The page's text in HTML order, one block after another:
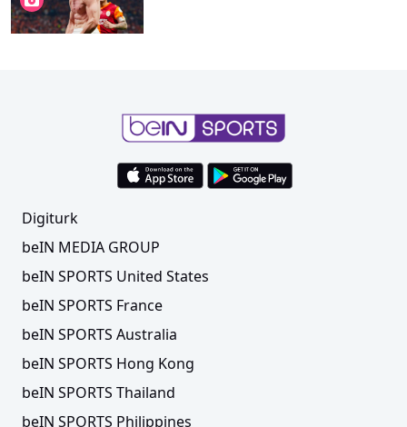
Digiturk
beIN MEDIA GROUP
beIN SPORTS United States
beIN SPORTS France
beIN SPORTS Australia
beIN SPORTS Hong Kong
beIN SPORTS Thailand
beIN SPORTS Philippines